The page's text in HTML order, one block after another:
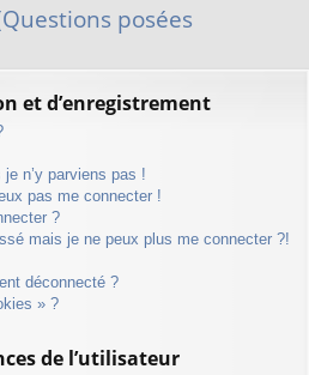
posées
et d’enregistrement
n’y parviens pas !
pas me connecter !
?
mais je ne peux plus me connecter ?!
déconnecté ?
» ?
de l’utilisateur